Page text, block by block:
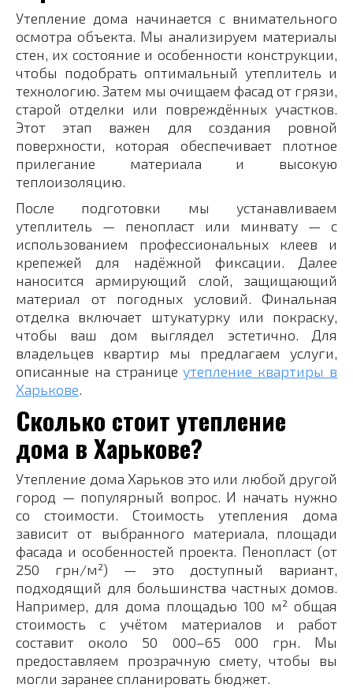
Утепление дома начинается с внимательного
осмотра объекта. Мы анализируем материалы
стен, их состояние и особенности конструкции,
чтобы подобрать оптимальный утеплитель и
технологию. Затем мы очищаем фасад от грязи,
старой отделки или повреждённых участков.
Этот этап важен для создания ровной
поверхности, которая обеспечивает плотное
прилегание материала и высокую
теплоизоляцию.
После подготовки мы устанавливаем
утеплитель — пенопласт или минвату — с
использованием профессиональных клеев и
крепежей для надёжной фиксации. Далее
наносится армирующий слой, защищающий
материал от погодных условий. Финальная
отделка включает штукатурку или покраску,
чтобы ваш дом выглядел эстетично. Для
владельцев квартир мы предлагаем услуги,
описанные на страницеутепление квартиры в
Харькове.
Сколько стоит утепление
дома в Харькове?
Утепление дома Харьков это или любой другой
город — популярный вопрос. И начать нужно
со стоимости. Стоимость утепления дома
зависит от выбранного материала, площади
фасада и особенностей проекта. Пенопласт (от
250 грн/м²) — это доступный вариант,
подходящий для большинства частных домов.
Например, для дома площадью 100 м² общая
стоимость с учётом материалов и работ
составит около 50 000–65 000 грн. Мы
предоставляем прозрачную смету, чтобы вы
могли заранее спланировать бюджет.